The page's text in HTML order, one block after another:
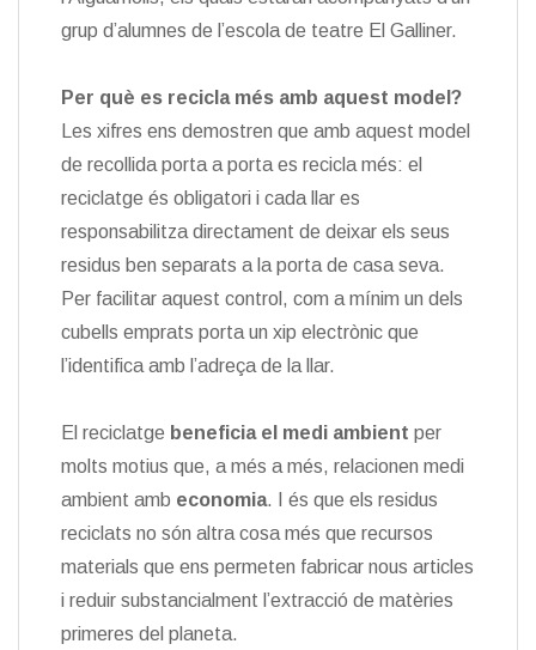
grup d’alumnes de l’escola de teatre El Galliner.
Per què es recicla més amb aquest model?
Les xifres ens demostren que amb aquest model
de recollida porta a porta es recicla més: el
reciclatge és obligatori i cada llar es
responsabilitza directament de deixar els seus
residus ben separats a la porta de casa seva.
Per facilitar aquest control, com a mínim un dels
cubells emprats porta un xip electrònic que
l’identifica amb l’adreça de la llar.
El reciclatge beneficia el medi ambient per
molts motius que, a més a més, relacionen medi
ambient amb economia. I és que els residus
reciclats no són altra cosa més que recursos
materials que ens permeten fabricar nous articles
i reduir substancialment l’extracció de matèries
primeres del planeta.